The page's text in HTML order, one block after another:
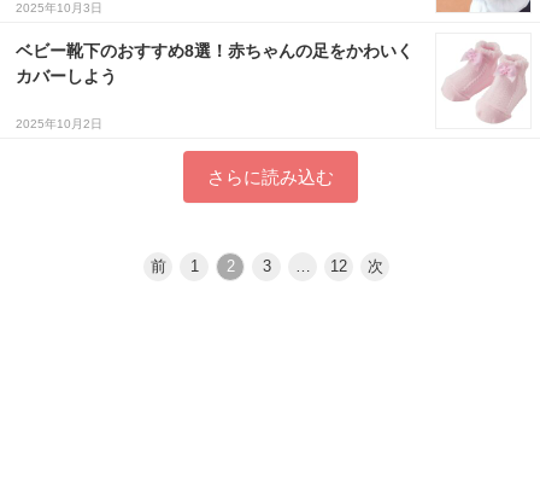
2025年10月3日
ベビー靴下のおすすめ8選！赤ちゃんの足をかわいく
カバーしよう
2025年10月2日
さらに読み込む
前 1 2 3 … 12 次